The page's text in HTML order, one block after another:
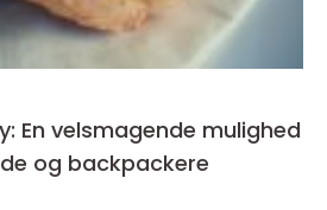
En velsmagende mulighed
og backpackere